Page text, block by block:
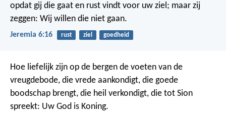
opdat gij die gaat en rust vindt voor uw ziel; maar zij
zeggen: Wij willen die niet gaan.
Jeremia 6:16 rust ziel goedheid
Hoe liefelijk zijn op de bergen de voeten van de
vreugdebode, die vrede aankondigt, die goede
boodschap brengt, die heil verkondigt, die tot Sion
spreekt: Uw God is Koning.